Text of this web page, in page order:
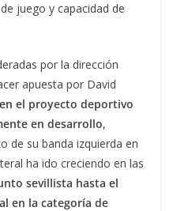
juego y capacidad de
por la dirección
apuesta por David
en el proyecto deportivo
en desarrollo,
de su banda izquierda en
ha ido creciendo en las
sevillista hasta el
en la categoría de